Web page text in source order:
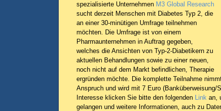
spezialisierte Unternehmen M3 Global Research
sucht derzeit Menschen mit Diabetes Typ 2, die
an einer 30-minütigen Umfrage teilnehmen
möchten. Die Umfrage ist von einem
Pharmaunternehmen in Auftrag gegeben,
welches die Ansichten von Typ-2-Diabetikern zu
aktuellen Behandlungen sowie zu einer neuen,
noch nicht auf dem Markt befindlichen, Therapie
ergründen möchte. Die komplette Teilnahme
Anspruch und wird mit 7 Euro (Banküberweisung/
Interesse klicken Sie bitte den folgenden Link an,
gelangen und weitere Informationen, auch zu